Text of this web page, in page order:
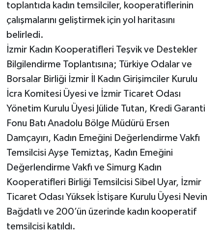
toplantıda kadın temsilciler, kooperatiflerinin
çalışmalarını geliştirmek için yol haritasını
belirledi.
İzmir Kadın Kooperatifleri Teşvik ve Destekler
Bilgilendirme Toplantısına; Türkiye Odalar ve
Borsalar Birliği İzmir İl Kadın Girişimciler Kurulu
İcra Komitesi Üyesi ve İzmir Ticaret Odası
Yönetim Kurulu Üyesi Jülide Tutan, Kredi Garanti
Fonu Batı Anadolu Bölge Müdürü Ersen
Damçayırı, Kadın Emeğini Değerlendirme Vakfı
Temsilcisi Ayşe Temiztaş, Kadın Emeğini
Değerlendirme Vakfı ve Simurg Kadın
Kooperatifleri Birliği Temsilcisi Sibel Uyar, İzmir
Ticaret Odası Yüksek İstişare Kurulu Üyesi Nevin
Bağdatlı ve 200’ün üzerinde kadın kooperatif
temsilcisi katıldı.